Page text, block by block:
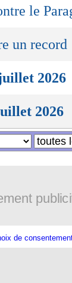
le
un record
2026
2026
de